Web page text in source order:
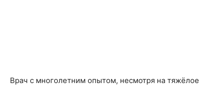
Врач с многолетним опытом, несмотря на тяжёлое